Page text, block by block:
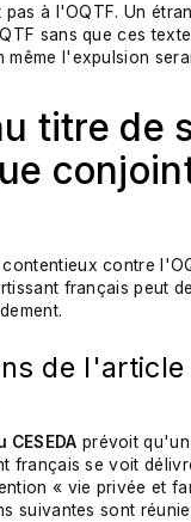
à l'OQTF. Un
sans que ces
même l'expulsion
titre de
contentieux contre
français peut
de
prévoit
français se voit
« vie privée et
suivantes sont